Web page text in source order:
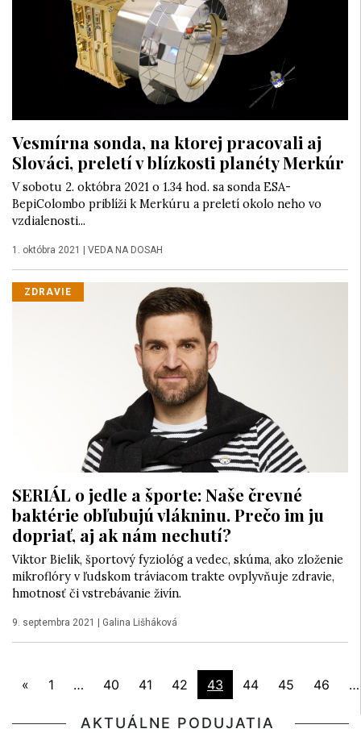
Vesmírna sonda, na ktorej pracovali aj
Slováci, preletí v blízkosti planéty Merkúr
V sobotu 2. októbra 2021 o 1.34 hod. sa sonda ESA-
BepiColombo priblíži k Merkúru a preletí okolo neho vo
vzdialenosti...
1. októbra 2021 | VEDA NA DOSAH
ZDRAVIE
SERIÁL o jedle a športe: Naše črevné
baktérie obľubujú vlákninu. Prečo im ju
dopriať, aj ak nám nechutí?
Viktor Bielik, športový fyziológ a vedec, skúma, ako zloženie
mikroflóry v ľudskom tráviacom trakte ovplyvňuje zdravie,
hmotnosť či vstrebávanie živín.
9. septembra 2021 | Galina Lišháková
« 1 … 40 41 42 43 44 45 46 …
AKTUÁLNE PODUJATIA